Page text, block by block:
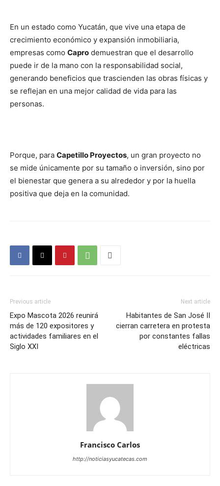
En un estado como Yucatán, que vive una etapa de
crecimiento económico y expansión inmobiliaria,
empresas como Capro demuestran que el desarrollo
puede ir de la mano con la responsabilidad social,
generando beneficios que trascienden las obras físicas y
se reflejan en una mejor calidad de vida para las
personas.
Porque, para Capetillo Proyectos, un gran proyecto no
se mide únicamente por su tamaño o inversión, sino por
el bienestar que genera a su alrededor y por la huella
positiva que deja en la comunidad.
Previous article
Expo Mascota 2026 reunirá
más de 120 expositores y
actividades familiares en el
Siglo XXI
Next article
Habitantes de San José II
cierran carretera en protesta
por constantes fallas
eléctricas
Francisco Carlos
http://noticiasyucatecas.com